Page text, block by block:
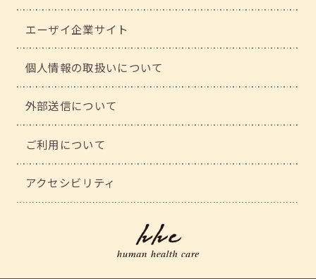
エーザイ企業サイト
個人情報の取扱いについて
外部送信について
ご利用について
アクセシビリティ